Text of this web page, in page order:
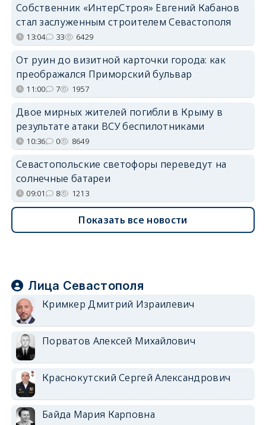
Собственник «ИнтерСтроя» Евгений Кабанов
стал заслуженным строителем Севастополя
13:04 33 6429
От руин до визитной карточки города: как
преображался Приморский бульвар
11:00 7 1957
Двое мирных жителей погибли в Крыму в
результате атаки ВСУ беспилотниками
10:36 0 8649
Севастопольские светофоры переведут на
солнечные батареи
09:01 8 1213
Показать все новости
Лица Севастополя
Кримкер Дмитрий Израилевич
Порватов Алексей Михайлович
Краснокутский Сергей Александрович
Байда Мария Карповна